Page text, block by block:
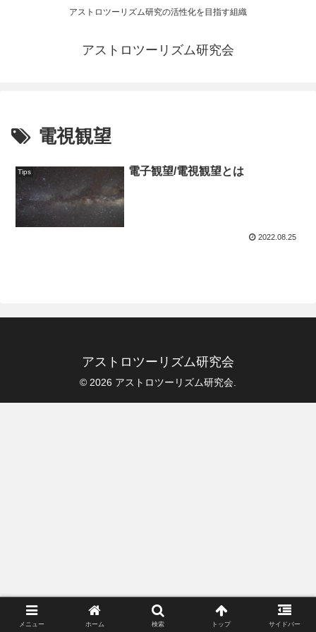
アストロツーリズム研究の活性化を目指す組織
アストロツーリズム研究会
電視観望
Tips 電子観望/電視観望とは
2022.08.25
アストロツーリズム研究会
© 2026 アストロツーリズム研究会.
メニュー ホーム 検索 トップ サイドバー